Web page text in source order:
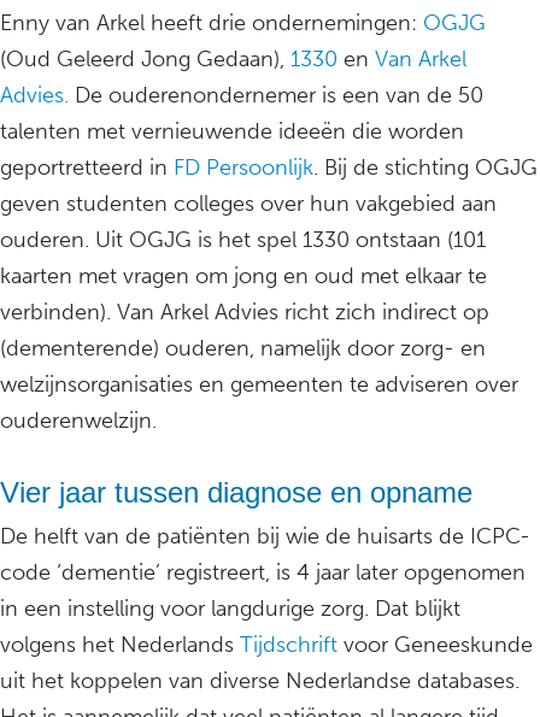
Enny van Arkel heeft drie ondernemingen: OGJG
(Oud Geleerd Jong Gedaan), 1330 en Van Arkel
Advies. De ouderenondernemer is een van de 50
talenten met vernieuwende ideeën die worden
geportretteerd in FD Persoonlijk. Bij de stichting OGJG
geven studenten colleges over hun vakgebied aan
ouderen. Uit OGJG is het spel 1330 ontstaan (101
kaarten met vragen om jong en oud met elkaar te
verbinden). Van Arkel Advies richt zich indirect op
(dementerende) ouderen, namelijk door zorg- en
welzijnsorganisaties en gemeenten te adviseren over
ouderenwelzijn.
Vier jaar tussen diagnose en opname
De helft van de patiënten bij wie de huisarts de ICPC-
code ‘dementie’ registreert, is 4 jaar later opgenomen
in een instelling voor langdurige zorg. Dat blijkt
volgens het Nederlands Tijdschrift voor Geneeskunde
uit het koppelen van diverse Nederlandse databases.